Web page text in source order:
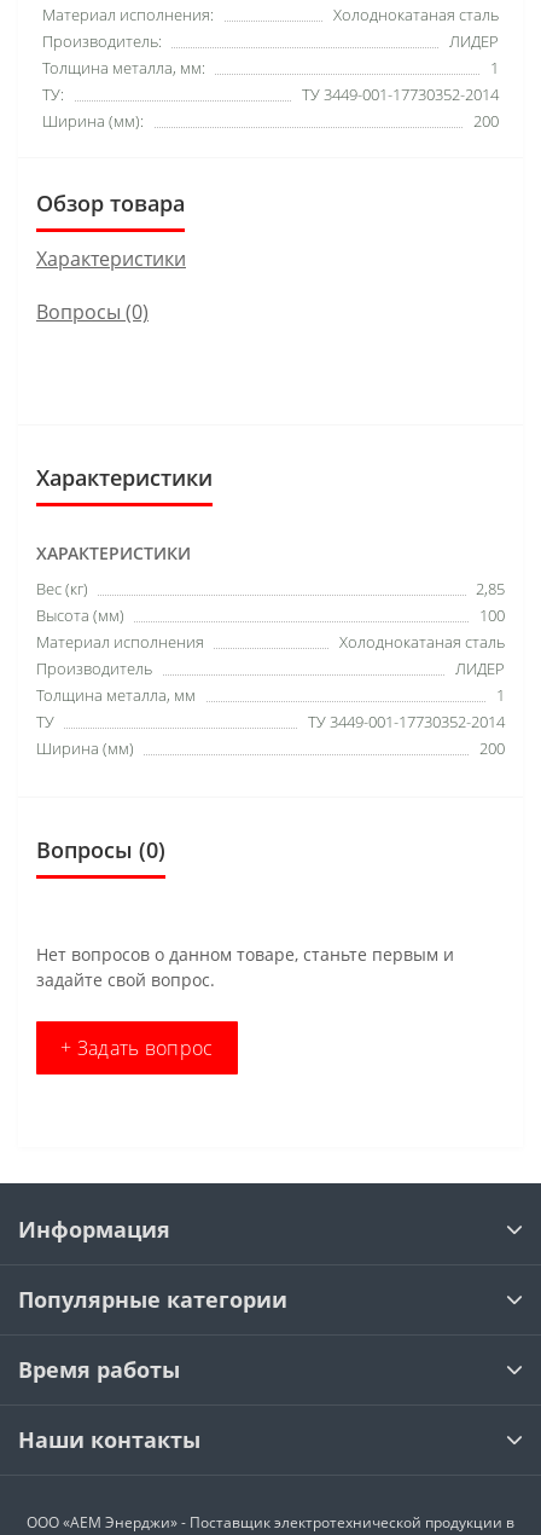
Материал исполнения:
Холоднокатаная сталь
Производитель:
ЛИДЕР
Толщина металла, мм:
1
ТУ:
ТУ 3449-001-17730352-2014
Ширина (мм):
200
Обзор товара
Характеристики
Вопросы (0)
Характеристики
ХАРАКТЕРИСТИКИ
Вес (кг)
2,85
Высота (мм)
100
Материал исполнения
Холоднокатаная сталь
Производитель
ЛИДЕР
Толщина металла, мм
1
ТУ
ТУ 3449-001-17730352-2014
Ширина (мм)
200
Вопросы (0)
Нет вопросов о данном товаре, станьте первым и
задайте свой вопрос.
+ Задать вопрос
Информация
Популярные категории
Время работы
Наши контакты
ООО «АЕМ Энерджи» - Поставщик электротехнической продукции в